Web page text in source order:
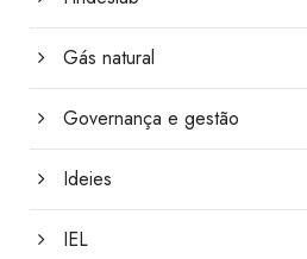
Gás natural
Governança e gestão
Ideies
IEL